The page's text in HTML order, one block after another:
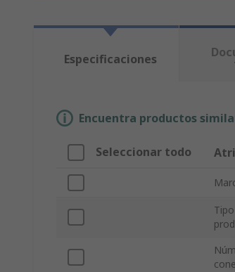
Especificaciones
Encuentra productos
Seleccionar todo